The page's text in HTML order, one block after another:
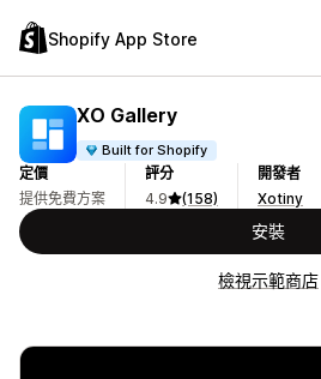
Shopify App Store
XO Gallery
Built for Shopify
定價
提供免費方案
評分
4.9
(158)
開發者
Xotiny
安裝
檢視示範商店